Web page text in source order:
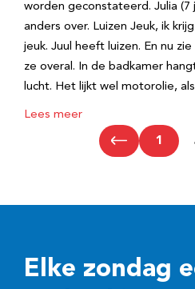
worden geconstateerd. Julia (7
anders over. Luizen Jeuk, ik
jeuk. Juul heeft luizen. En nu
ze overal. In de badkamer
lucht. Het lijkt wel motorolie,
Lees meer
1
Elke zondag